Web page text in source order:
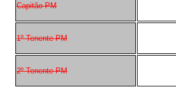
Capitão PM
1º Tenente PM
2º Tenente PM